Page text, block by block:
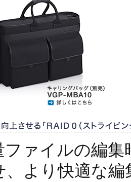
ファイルの編
、より快適な